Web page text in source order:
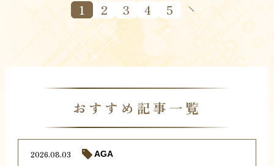
1 2 3 4 5
おすすめ記事一覧
2026.08.03 AGA